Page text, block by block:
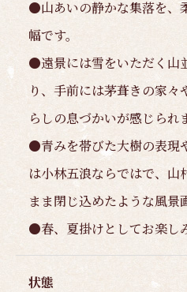
●山あいの静かな集落を、
幅です。
●遠景には雪をいただく山
り、手前には茅葺きの家
らしの息づかいが感じられ
●青みを帯びた大樹の表現
は小林五浪ならではで、山
まま閉じ込めたような風景
●春、夏掛けとしてお楽し
状態